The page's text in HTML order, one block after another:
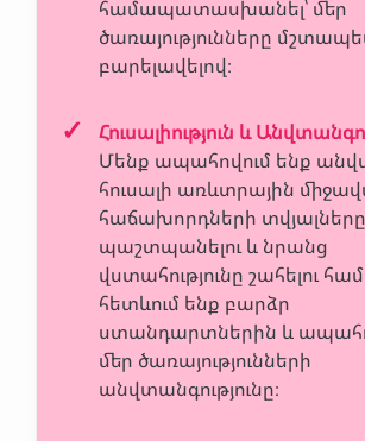
համապատասխանել՝ մեր
ծառայությունները
բարելավելով։
Հուսալիություն և
Մենք ապահովում ենք
հուսալի առևտրային
հաճախորդների տվյալները
պաշտպանելու և նրանց
վստահությունը շահելու
հետևում ենք բարձր
ստանդարտներին և
մեր ծառայությունների
անվտանգությունը։